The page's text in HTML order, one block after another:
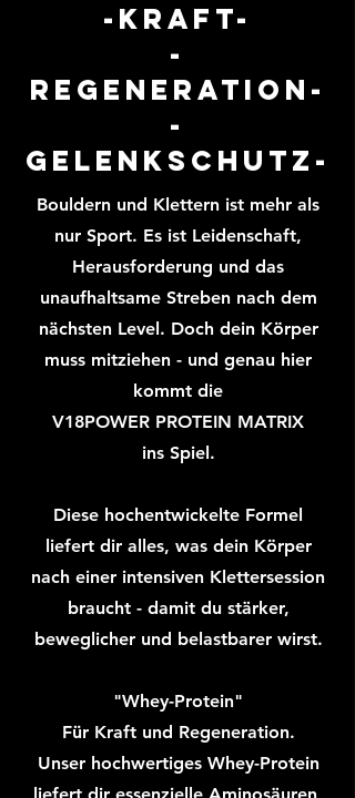
-Kraft-
-
Regeneration-
-
gelenkschutz-
Bouldern und Klettern ist mehr als
nur Sport. Es ist Leidenschaft,
Herausforderung und das
unaufhaltsame Streben nach dem
nächsten Level. Doch dein Körper
muss mitziehen - und genau hier
kommt die
V18POWER PROTEIN MATRIX
ins Spiel.
Diese hochentwickelte Formel
liefert dir alles, was dein Körper
nach einer intensiven Klettersession
braucht - damit du stärker,
beweglicher und belastbarer wirst.
"Whey-Protein"
Für Kraft und Regeneration.
Unser hochwertiges Whey-Protein